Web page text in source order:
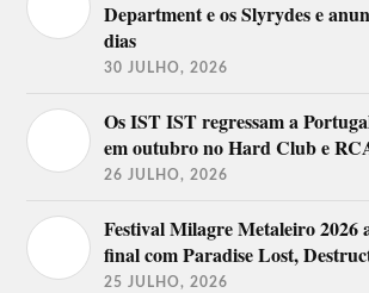
Department e os Slyrydes e
dias
30 JULHO, 2026
Os IST IST regressam a
em outubro no Hard Club e
26 JULHO, 2026
Festival Milagre Metaleiro 2026
final com Paradise Lost,
25 JULHO, 2026